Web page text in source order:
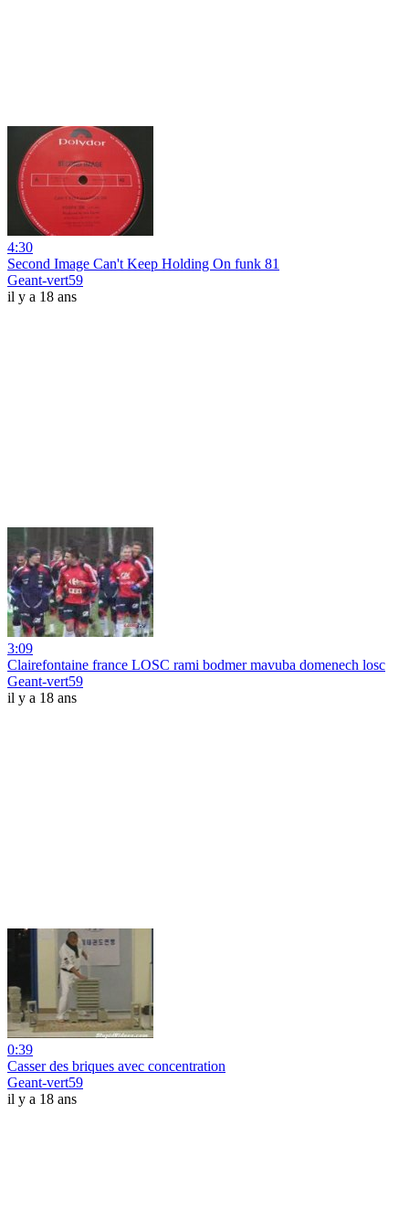
4:30
Second Image Can't Keep Holding On funk 81
Geant-vert59
il y a 18 ans
3:09
Clairefontaine france LOSC rami bodmer mavuba domenech losc
Geant-vert59
il y a 18 ans
0:39
Casser des briques avec concentration
Geant-vert59
il y a 18 ans